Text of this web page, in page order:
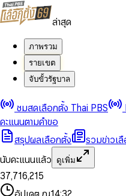
ล่าสุด
ภาพรวม
รายเขต
จับขั้วรัฐบาล
ชมสดเลือกตั้ง Thai PBS
คะแนนตามคำขอ
สรุปผลเลือกตั้ง
รวมข่าวเ
นับคะแนนแล้ว
ดูเพิ่ม
0
1
2
3
4
0
1
2
3
4
5
6
7
8
,
0
1
2
4
6
7
8
0
1
2
0
1
3
5
6
7
,
1
2
0
1
0
2
3
4
5
0
1
2
0
1
2
0
1 0